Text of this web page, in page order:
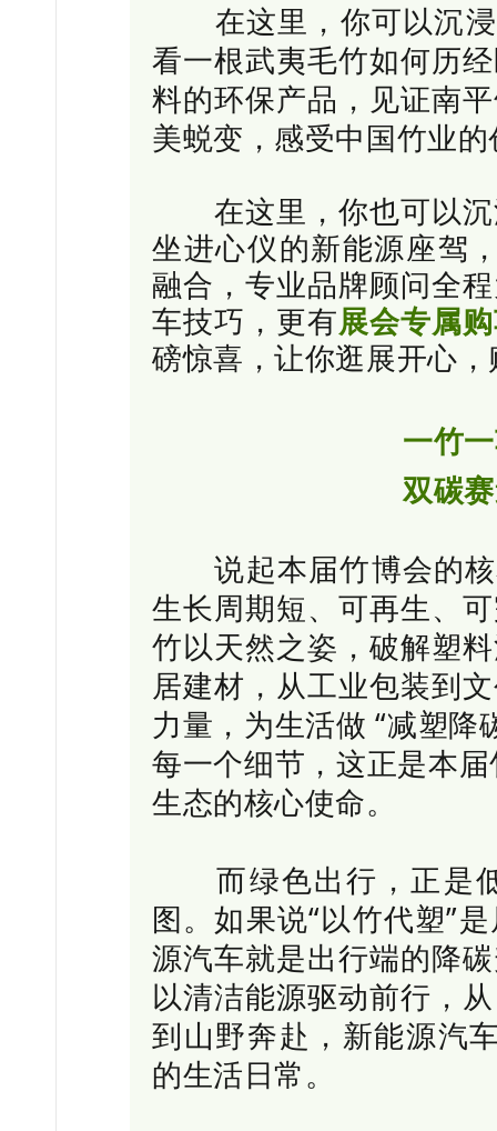
在这里，你可以沉浸
看一根武夷毛竹如何历
料的环保产品，见证南
美蜕变，感受中国竹业
在这里，你也可以沉
坐进心仪的新能源座驾
融合，专业品牌顾问全
车技巧，更有展会专属
磅惊喜，让你逛展开心
一竹
双碳
说起本届竹博会的核
生长周期短、可再生、
竹以天然之姿，破解塑
居建材，从工业包装到
力量，为生活做 “减塑降
每一个细节，这正是本
生态的核心使命。
而绿色出行，正是低
图。如果说“以竹代塑”
源汽车就是出行端的降
以清洁能源驱动前行，
到山野奔赴，新能源汽
的生活日常。